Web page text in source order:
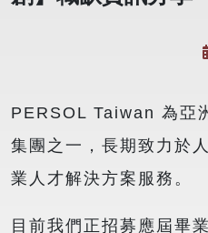
PERSOL Taiwan 為亞
集團之一，長期致力於
業人才解決方案服務。
目前我們正招募應屆畢